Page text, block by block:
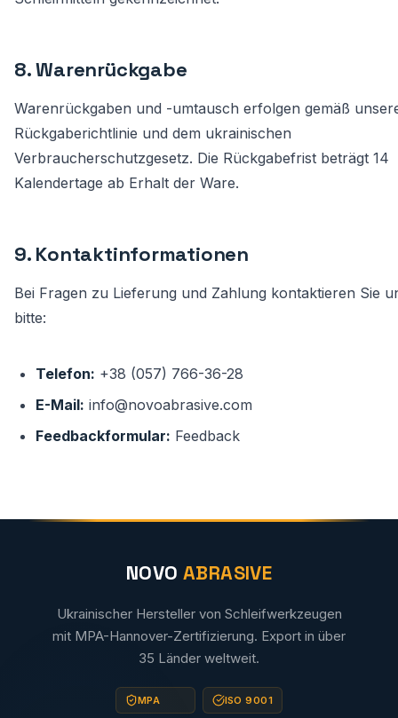
8. Warenrückgabe
Warenrückgaben und -umtausch erfolgen gemäß
Rückgaberichtlinie und dem ukrainischen
Verbraucherschutzgesetz. Die Rückgabefrist beträgt 14
Kalendertage ab Erhalt der Ware.
9. Kontaktinformationen
Bei Fragen zu Lieferung und Zahlung kontaktieren Sie
bitte:
Telefon: +38 (057) 766-36-28
E-Mail: info@novoabrasive.com
Feedbackformular: Feedback
NOVO ABRASIVE
Ukrainischer Hersteller von Schleifwerkzeugen
mit MPA-Hannover-Zertifizierung. Export in über
35 Länder weltweit.
MPA ISO 9001